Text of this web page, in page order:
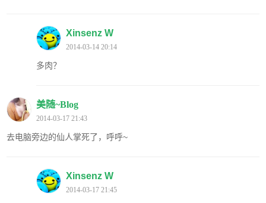
Xinsenz W
2014-03-14 20:14
多肉？
美随~Blog
2014-03-17 21:43
去电脑旁边的仙人掌死了，呼呼~
Xinsenz W
2014-03-17 21:45